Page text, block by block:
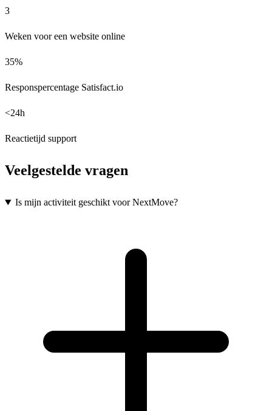
3
Weken voor een website online
35%
Responspercentage Satisfact.io
<24h
Reactietijd support
Veelgestelde vragen
Is mijn activiteit geschikt voor NextMove?